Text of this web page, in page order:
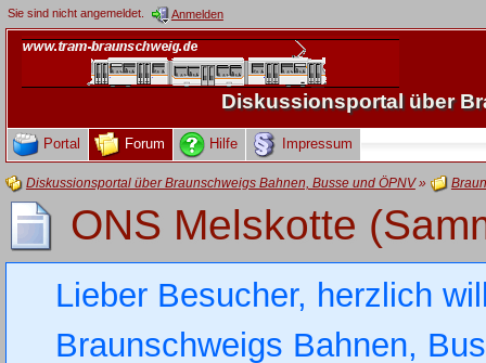
Sie sind nicht angemeldet. Anmelden
Diskussionsportal über
Portal Forum Hilfe Impressum
Diskussionsportal über Braunschweigs Bahnen, Busse und ÖPNV»
ONS Melskotte
Lieber Besucher, herzlich
Braunschweigs Bahnen,